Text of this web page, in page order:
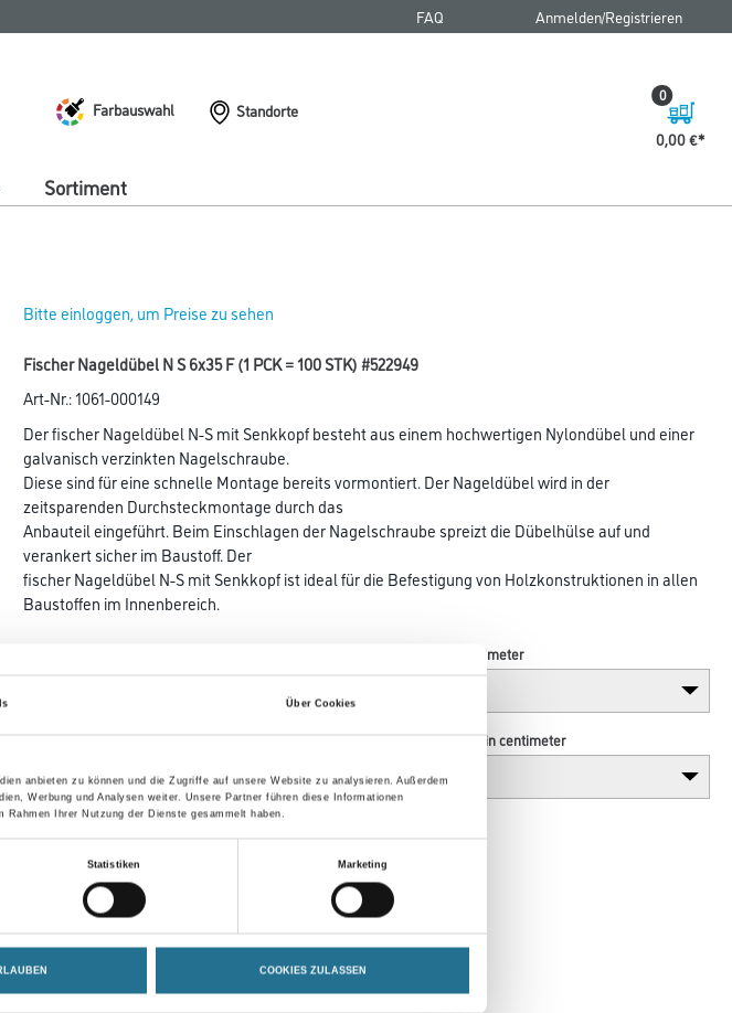
Über Cookies
anbieten zu können und die Zugriffe auf unsere Website zu analysieren. Außerdem
Werbung und Analysen weiter. Unsere Partner führen diese Informationen
Ihrer Nutzung der Dienste gesammelt haben.
Statistiken Marketing
COOKIES ZULASSEN
FAQ Anmelden/Registrieren
Farbauswahl
Standorte
0,00 €
0
Sortiment
Bitte einloggen, um Preise zu sehen
Fischer Nageldübel N S 6x35 F (1 PCK = 100 STK) #522949
Art-Nr.:1061-000149
Der fischer Nageldübel N-S mit Senkkopf besteht aus einem hochwertigen Nylondübel und einer
galvanisch verzinkten Nagelschraube.
Diese sind für eine schnelle Montage bereits vormontiert. Der Nageldübel wird in der
zeitsparenden Durchsteckmontage durch das
Anbauteil eingeführt. Beim Einschlagen der Nagelschraube spreizt die Dübelhülse auf und
verankert sicher im Baustoff. Der
fischer Nageldübel N-S mit Senkkopf ist ideal für die Befestigung von Holzkonstruktionen in allen
Baustoffen im Innenbereich.
Länge in centimeter
Durchmesser in centimeter